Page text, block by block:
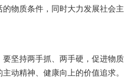
物质条件，同时大力发展社会主
坚持两手抓、两手硬，促进物质
动精神、健康向上的价值追求。